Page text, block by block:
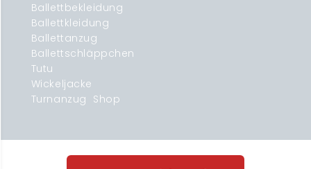
Ballettbekleidung
Ballettkleidung
Ballettanzug
Ballettschläppchen
Tutu
Wickeljacke
Turnanzug Shop